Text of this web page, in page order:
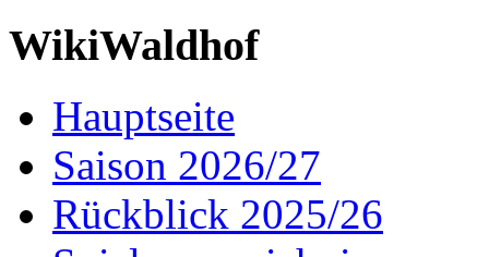
WikiWaldhof
Hauptseite
Saison 2026/27
Rückblick 2025/26